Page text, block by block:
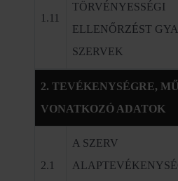
1.11
TÖRVÉNYESSÉGI
ELLENŐRZÉST
SZERVEK
2. TEVÉKENYSÉGRE,
VONATKOZÓ ADATOK
2.1
A SZERV